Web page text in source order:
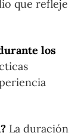
que refleje
los
La duración